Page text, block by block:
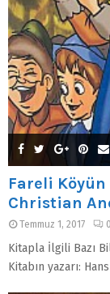
Fareli Köyün
Christian
Temmuz 1, 2017 0
Kitapla İlgili Bazı
Kitabın yazarı: